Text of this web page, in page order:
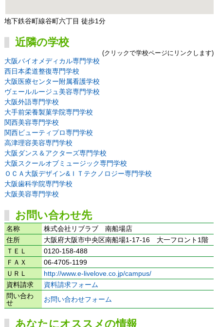
地下鉄谷町線谷町六丁目 徒歩1分
近隣の学校
(クリックで学校ページにリンクします)
大阪バイオメディカル専門学校
西日本柔道整復専門学校
大阪医療センター附属看護学校
ヴェールルージュ美容専門学校
大阪外語専門学校
大手前栄養製菓学院専門学校
関西美容専門学校
関西ビューティプロ専門学校
高津理容美容専門学校
大阪ダンス＆アクターズ専門学校
大阪スクールオブミュージック専門学校
ＯＣＡ大阪デザイン&ＩＴテクノロジー専門学校
大阪歯科学院専門学校
大阪美容専門学校
お問い合わせ先
名称
株式会社リブラブ 南船場店
住所
大阪府大阪市中央区南船場1-17-16 大一フロント1階
ＴＥＬ
0120-158-488
ＦＡＸ
06-4705-1199
ＵＲＬ
http://www.e-livelove.co.jp/campus/
資料請求
資料請求フォーム
問い合わ
せ
お問い合わせフォーム
あなたにオススメの情報